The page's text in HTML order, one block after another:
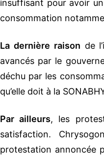
insuffisant pour avoir
consommation
La dernière raison de
avancés par le
déchu par les
qu’elle doit à la
Par ailleurs, les
satisfaction.
protestation annoncée